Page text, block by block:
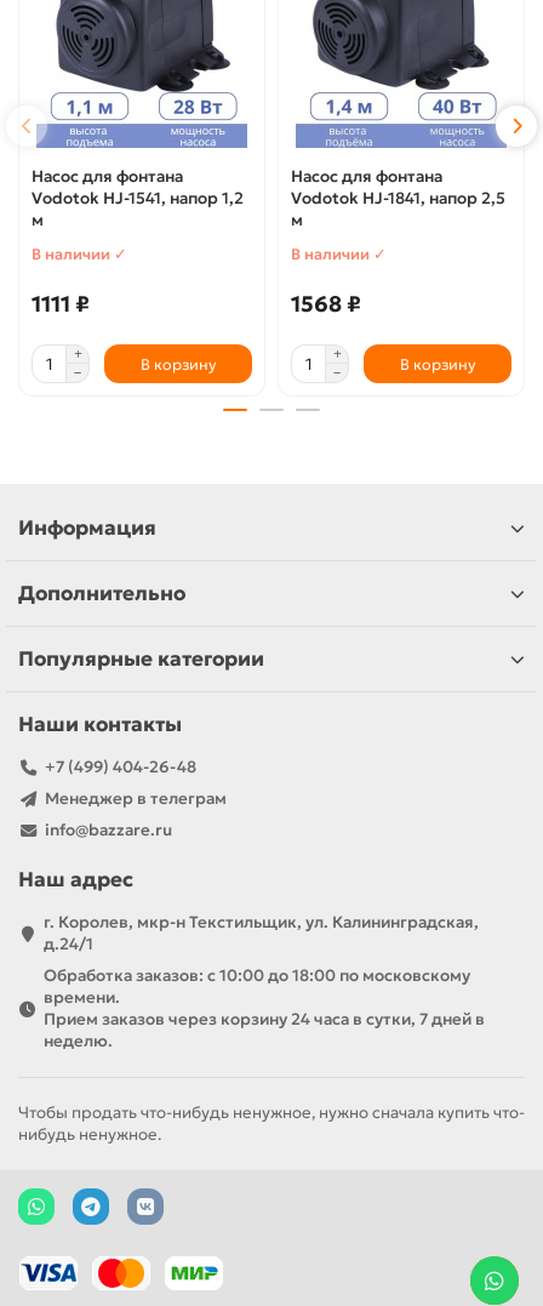
Насос для фонтана
Vodotok HJ-1541, напор 1,2
м
В наличии ✓
1111 ₽
В корзину
Насос для фонтана
Vodotok HJ-1841, напор 2,5
м
В наличии ✓
1568 ₽
В корзину
Информация
Дополнительно
Популярные категории
Наши контакты
+7 (499) 404-26-48
Менеджер в телеграм
info@bazzare.ru
Наш адрес
г. Королев, мкр-н Текстильщик, ул. Калининградская,
д.24/1
Обработка заказов: с 10:00 до 18:00 по московскому
времени.
Прием заказов через корзину 24 часа в сутки, 7 дней в
неделю.
Чтобы продать что-нибудь ненужное, нужно сначала купить что-
нибудь ненужное.